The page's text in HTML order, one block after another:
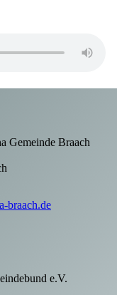
Gemeinde Braach
braach.de
e.V.